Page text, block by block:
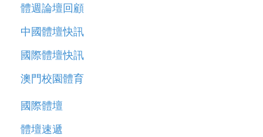
體週論壇回顧
中國體壇快訊
國際體壇快訊
澳門校園體育
國際體壇
體壇速遞